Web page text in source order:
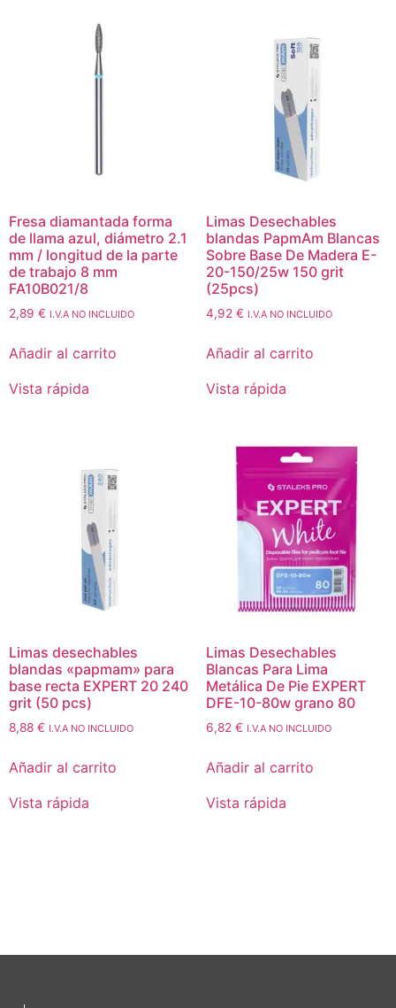
Fresa diamantada forma
de llama azul, diámetro 2.1
mm / longitud de la parte
de trabajo 8 mm
FA10B021/8
2,89 € I.V.A NO INCLUIDO
Añadir al carrito
Vista rápida
Limas Desechables
blandas PapmAm Blancas
Sobre Base De Madera E-
20-150/25w 150 grit
(25pcs)
4,92 € I.V.A NO INCLUIDO
Añadir al carrito
Vista rápida
Limas desechables
blandas «papmam» para
base recta EXPERT 20 240
grit (50 pcs)
8,88 € I.V.A NO INCLUIDO
Añadir al carrito
Vista rápida
Limas Desechables
Blancas Para Lima
Metálica De Pie EXPERT
DFE-10-80w grano 80
6,82 € I.V.A NO INCLUIDO
Añadir al carrito
Vista rápida